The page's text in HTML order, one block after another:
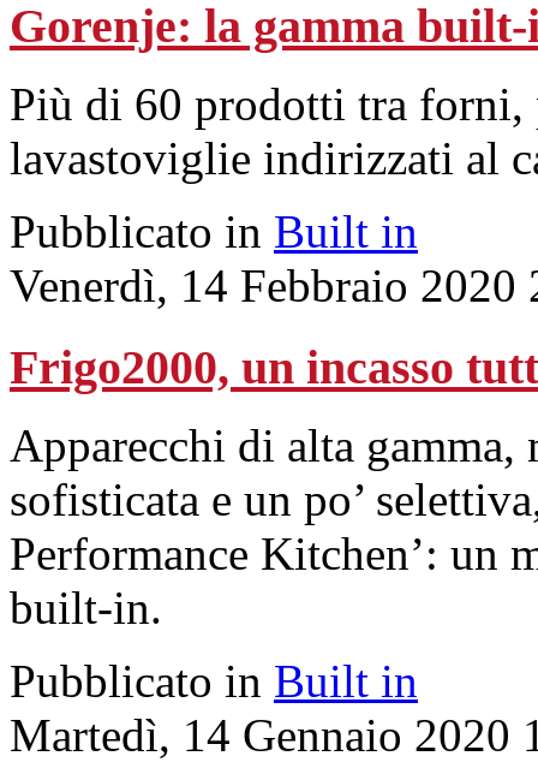
Gorenje: la gamma
Più di 60 prodotti tra
lavastoviglie indirizzati al
Pubblicato in Built in
Venerdì, 14 Febbraio 2020
Frigo2000, un incasso
Apparecchi di alta
sofisticata e un po’
Performance Kitchen’: un
built-in.
Pubblicato in Built in
Martedì, 14 Gennaio 2020